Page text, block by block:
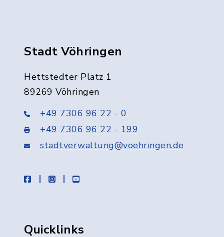
Stadt Vöhringen
Hettstedter Platz 1
89269 Vöhringen
+49 7306 96 22 - 0
+49 7306 96 22 - 199
stadtverwaltung@voehringen.de
facebookinstagramyoutube
Quicklinks